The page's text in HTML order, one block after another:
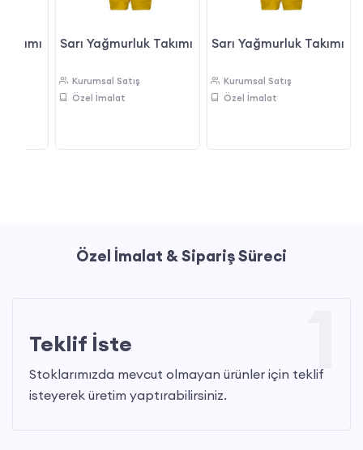
Sarı Yağmurluk Takımı
Kurumsal Satış
Özel İmalat
Sarı Yağmurluk Takımı
Kurumsal Satış
Özel İmalat
Özel İmalat & Sipariş Süreci
Teklif İste
Stoklarımızda mevcut olmayan ürünler için teklif
isteyerek üretim yaptırabilirsiniz.